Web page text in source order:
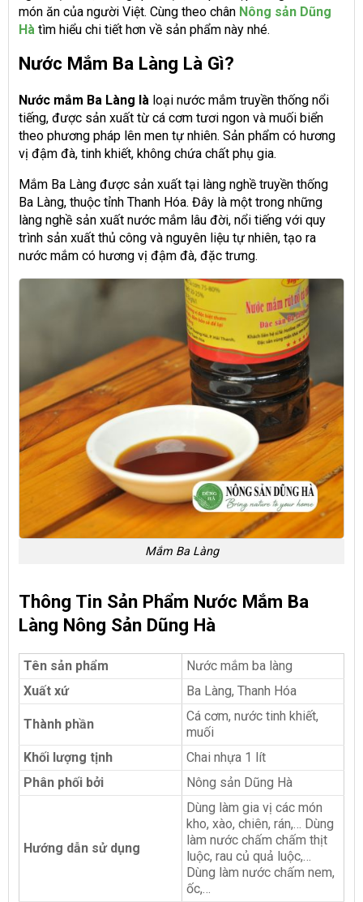
món ăn của người Việt. Cùng theo chân Nông sản Dũng
Hà tìm hiểu chi tiết hơn về sản phẩm này nhé.
Nước Mắm Ba Làng Là Gì?
Nước mắm Ba Làng là loại nước mắm truyền thống nổi
tiếng, được sản xuất từ cá cơm tươi ngon và muối biển
theo phương pháp lên men tự nhiên. Sản phẩm có hương
vị đậm đà, tinh khiết, không chứa chất phụ gia.
Mắm Ba Làng được sản xuất tại làng nghề truyền thống
Ba Làng, thuộc tỉnh Thanh Hóa. Đây là một trong những
làng nghề sản xuất nước mắm lâu đời, nổi tiếng với quy
trình sản xuất thủ công và nguyên liệu tự nhiên, tạo ra
nước mắm có hương vị đậm đà, đặc trưng.
Mắm Ba Làng
Thông Tin Sản Phẩm Nước Mắm Ba
Làng Nông Sản Dũng Hà
Tên sản phẩm
Nước mắm ba làng
Xuất xứ
Ba Làng, Thanh Hóa
Thành phần
Cá cơm, nước tinh khiết,
muối
Khối lượng tịnh
Chai nhựa 1 lít
Phân phối bởi
Nông sản Dũng Hà
Hướng dẫn sử dụng
Dùng làm gia vị các món
kho, xào, chiên, rán,… Dùng
làm nước chấm chấm thịt
luộc, rau củ quả luộc,…
Dùng làm nước chấm nem,
ốc,…